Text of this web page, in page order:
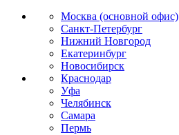
Москва (основной офис)
Санкт-Петербург
Нижний Новгород
Екатеринбург
Новосибирск
Краснодар
Уфа
Челябинск
Самара
Пермь